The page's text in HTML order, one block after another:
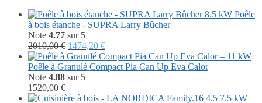
Poêle
à bois étanche - SUPRA Larry Bûcher
Note 4.77 sur 5
2010,00€ Le
prix
initial
était :
1474,20 €Le
prix
actuel
Poêle à Granulé Compact Pia Can Up Eva Calor
Note 4.88 sur 5
1520,00 €